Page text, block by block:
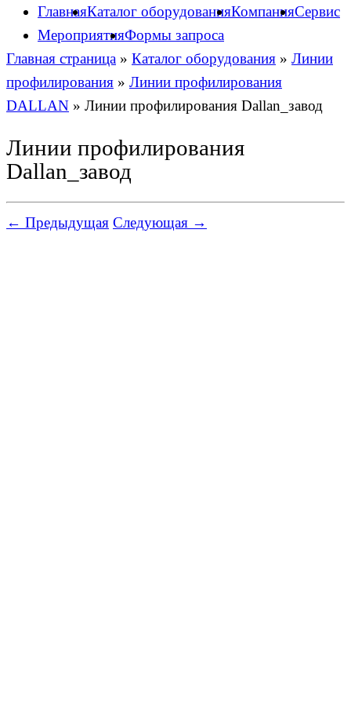
ГлавнаяКаталог оборудованияКомпанияСервис
МероприятияФормы запроса
Главная страница » Каталог оборудования » Линии
профилирования » Линии профилирования
DALLAN » Линии профилирования Dallan_завод
Линии профилирования
Dallan_завод
← Предыдущая Следующая →